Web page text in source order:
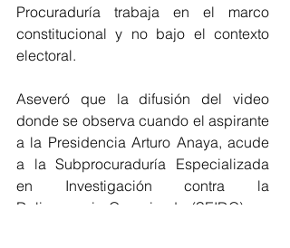
Procuraduría trabaja en el marco
constitucional y no bajo el contexto
electoral.
Aseveró que la difusión del video
donde se observa cuando el aspirante
a la Presidencia Arturo Anaya, acude
a la Subprocuraduría Especializada
en Investigación contra la
Delincuencia Organizada (SEIDO), no